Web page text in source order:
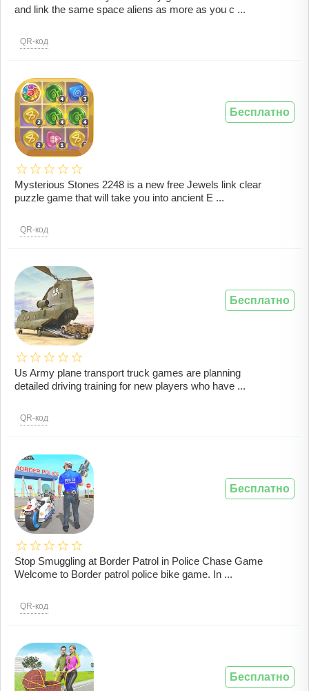
and link the same space aliens as more as you c ...
QR-код
Mysterious Stones 2248 is a new free Jewels link clear
puzzle game that will take you into ancient E ...
QR-код
Бесплатно
Us Army plane transport truck games are planning
detailed driving training for new players who have ...
QR-код
Бесплатно
Stop Smuggling at Border Patrol in Police Chase Game
Welcome to Border patrol police bike game. In ...
QR-код
Бесплатно
Бесплатно